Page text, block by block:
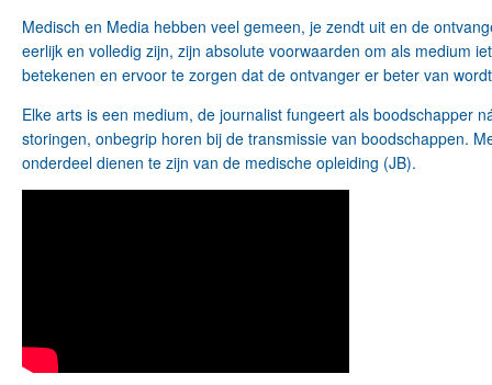
Medisch en Media hebben veel gemeen, je zendt uit en de
eerlijk en volledig zijn, zijn absolute voorwaarden om als medium
betekenen en ervoor te zorgen dat de ontvanger er beter van
Elke arts is een medium, de journalist fungeert als boodschapper
storingen, onbegrip horen bij de transmissie van boodschappen.
onderdeel dienen te zijn van de medische opleiding (JB).